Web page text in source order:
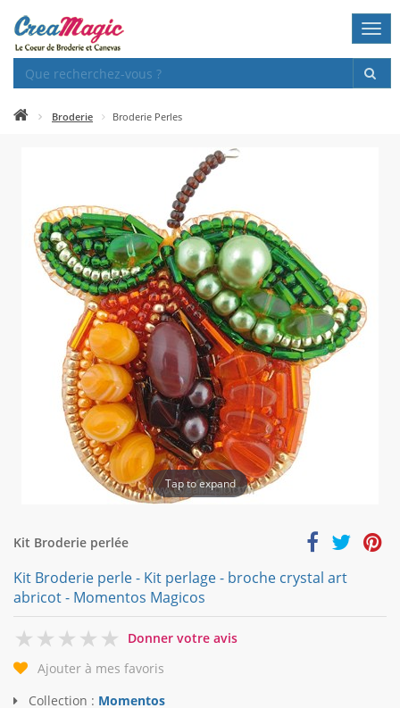
Broderie Broderie Perles
Tap to expand
Kit Broderie perlée
Kit Broderie perle - Kit perlage - broche crystal art
abricot - Momentos Magicos
0
Donner votre avis
Ajouter à mes favoris
Collection : Momentos